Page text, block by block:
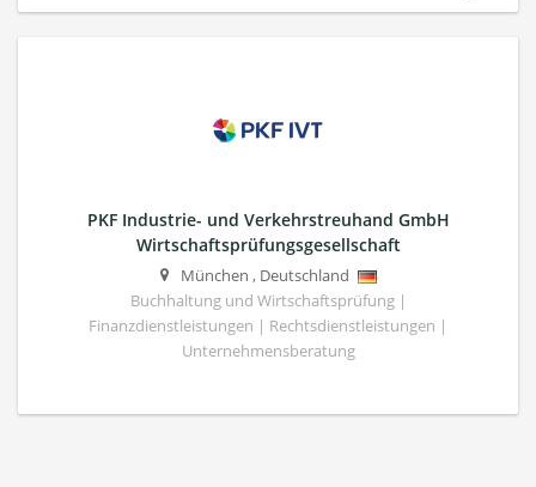
PKF Industrie- und Verkehrstreuhand GmbH
Wirtschaftsprüfungsgesellschaft
München , Deutschland
Buchhaltung und Wirtschaftsprüfung |
Finanzdienstleistungen | Rechtsdienstleistungen |
Unternehmensberatung